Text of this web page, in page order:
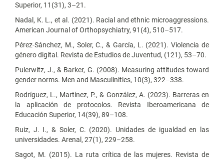
Superior, 11(31), 3–21.
Nadal, K. L., et al. (2021). Racial and ethnic microaggressions.
American Journal of Orthopsychiatry, 91(4), 510–517.
Pérez-Sánchez, M., Soler, C., & García, L. (2021). Violencia de
género digital. Revista de Estudios de Juventud, (121), 53–70.
Pulerwitz, J., & Barker, G. (2008). Measuring attitudes toward
gender norms. Men and Masculinities, 10(3), 322–338.
Rodríguez, L., Martínez, P., & González, A. (2023). Barreras en
la aplicación de protocolos. Revista Iberoamericana de
Educación Superior, 14(39), 89–108.
Ruiz, J. I., & Soler, C. (2020). Unidades de igualdad en las
universidades. Arenal, 27(1), 229–258.
Sagot, M. (2015). La ruta crítica de las mujeres. Revista de